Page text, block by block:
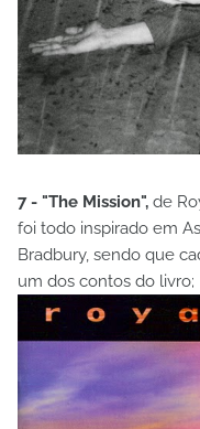
7 - "The Mission", de
foi todo inspirado em
Bradbury, sendo que
um dos contos do livro;